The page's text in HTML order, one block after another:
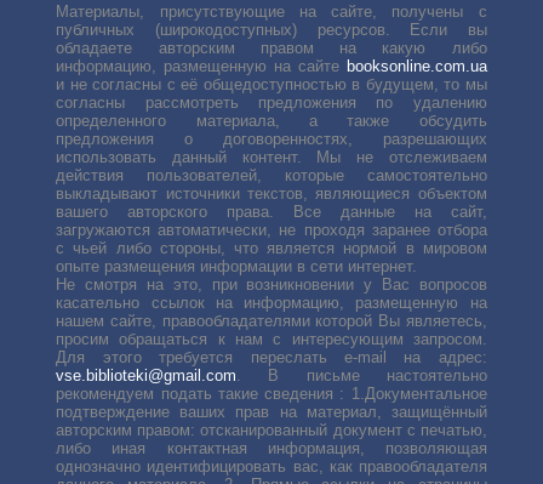
Материалы, присутствующие на сайте, получены с
публичных (широкодоступных) ресурсов. Если вы
обладаете авторским правом на какую либо
информацию, размещенную на сайте booksonline.com.ua
и не согласны с её общедоступностью в будущем, то мы
согласны рассмотреть предложения по удалению
определенного материала, а также обсудить
предложения о договоренностях, разрешающих
использовать данный контент. Мы не отслеживаем
действия пользователей, которые самостоятельно
выкладывают источники текстов, являющиеся объектом
вашего авторского права. Все данные на сайт,
загружаются автоматически, не проходя заранее отбора
с чьей либо стороны, что является нормой в мировом
опыте размещения информации в сети интернет.
Не смотря на это, при возникновении у Вас вопросов
касательно ссылок на информацию, размещенную на
нашем сайте, правообладателями которой Вы являетесь,
просим обращаться к нам с интересующим запросом.
Для этого требуется переслать е-mail на адрес:
vse.biblioteki@gmail.com . В письме настоятельно
рекомендуем подать такие сведения : 1.Документальное
подтверждение ваших прав на материал, защищённый
авторским правом: отсканированный документ с печатью,
либо иная контактная информация, позволяющая
однозначно идентифицировать вас, как правообладателя